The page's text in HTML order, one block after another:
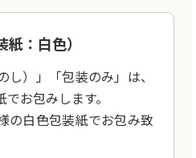
：白色）
し）」「包装のみ」は、
お包みします。
の白色包装紙でお包み致